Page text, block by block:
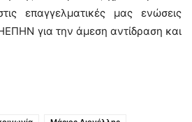
επαγγελματικές μας ενώσεις
για την άμεση αντίδραση και